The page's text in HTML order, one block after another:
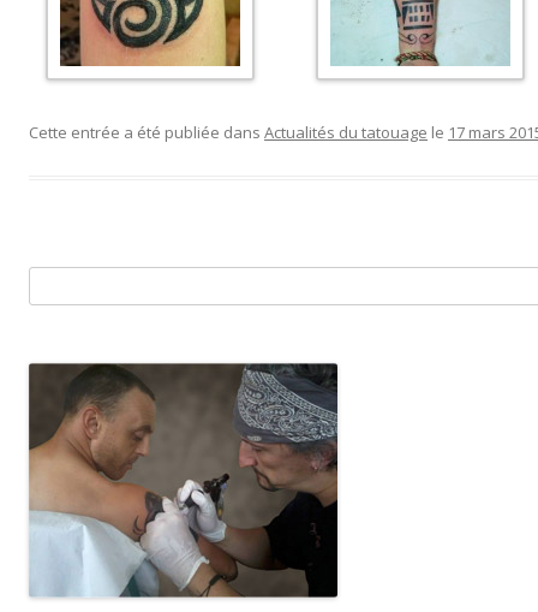
Cette entrée a été publiée dans Actualités du tatouage le 17 mars
e
h
c
e
: